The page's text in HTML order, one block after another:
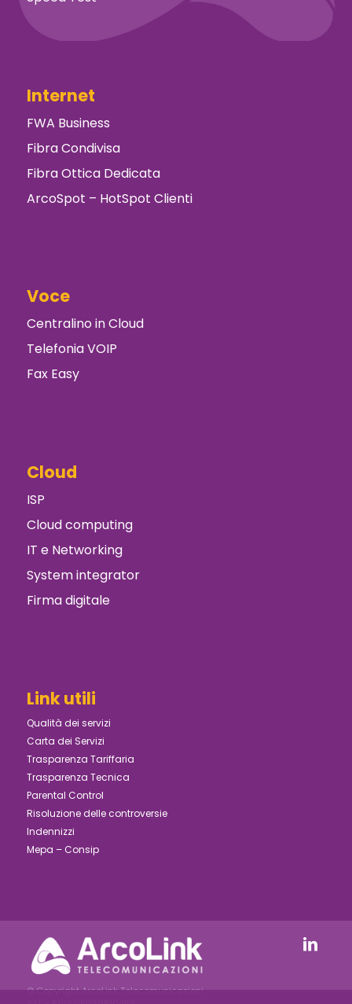
Internet
FWA Business
Fibra Condivisa
Fibra Ottica Dedicata
ArcoSpot – HotSpot Clienti
Voce
Centralino in Cloud
Telefonia VOIP
Fax Easy
Cloud
ISP
Cloud computing
IT e Networking
System integrator
Firma digitale
Link utili
Qualità dei servizi
Carta dei Servizi
Trasparenza Tariffaria
Trasparenza Tecnica
Parental Control
Risoluzione delle controversie
Indennizzi
Mepa – Consip
© Copyright ArcoLink Telecomunicazioni